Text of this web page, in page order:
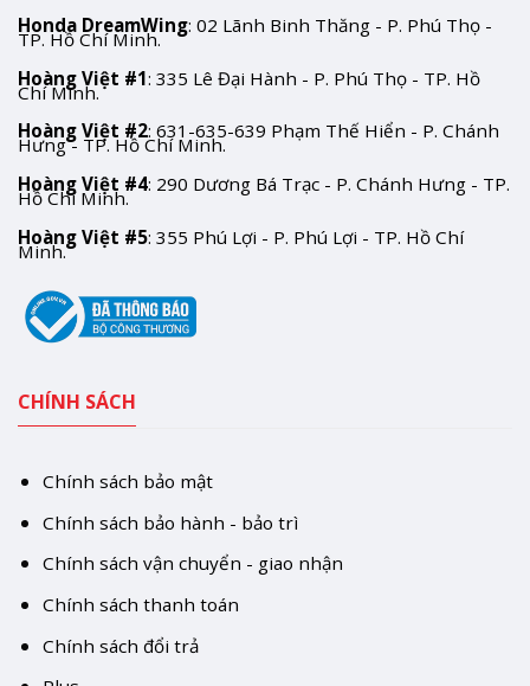
Honda DreamWing: 02 Lãnh Binh Thăng - P. Phú Thọ -
TP. Hồ Chí Minh.
Hoàng Việt #1: 335 Lê Đại Hành - P. Phú Thọ - TP. Hồ
Chí Minh.
Hoàng Việt #2: 631-635-639 Phạm Thế Hiển - P. Chánh
Hưng - TP. Hồ Chí Minh.
Hoàng Việt #4: 290 Dương Bá Trạc - P. Chánh Hưng - TP.
Hồ Chí Minh.
Hoàng Việt #5: 355 Phú Lợi - P. Phú Lợi - TP. Hồ Chí
Minh.
CHÍNH SÁCH
Chính sách bảo mật
Chính sách bảo hành - bảo trì
Chính sách vận chuyển - giao nhận
Chính sách thanh toán
Chính sách đổi trả